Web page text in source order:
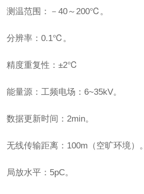
测温范围：－40～200℃。
分辨率：0.1℃。
精度重复性：±2℃
能量源：工频电场：6~35kV。
数据更新时间：2min。
无线传输距离：100m（空旷环境）。
局放水平：5pC。